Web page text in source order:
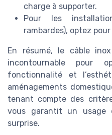
charge à supporter.
Pour les
rambardes), optez
En résumé, le câble
incontournable pour
fonctionnalité et
aménagements
tenant compte des
vous garantit un usage
surprise.